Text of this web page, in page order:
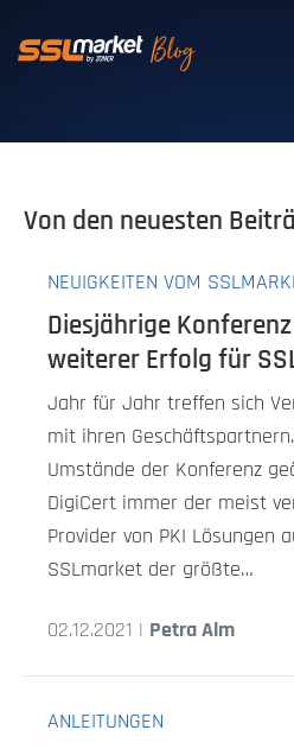
Von den neuesten
NEUIGKEITEN VOM
Diesjährige
weiterer Erfolg für
Jahr für Jahr treffen sich
mit ihren
Umstände der Konferenz
DigiCert immer der meist
Provider von PKI Lösungen
SSLmarket der größte…
02.12.2021 | Petra Alm
ANLEITUNGEN